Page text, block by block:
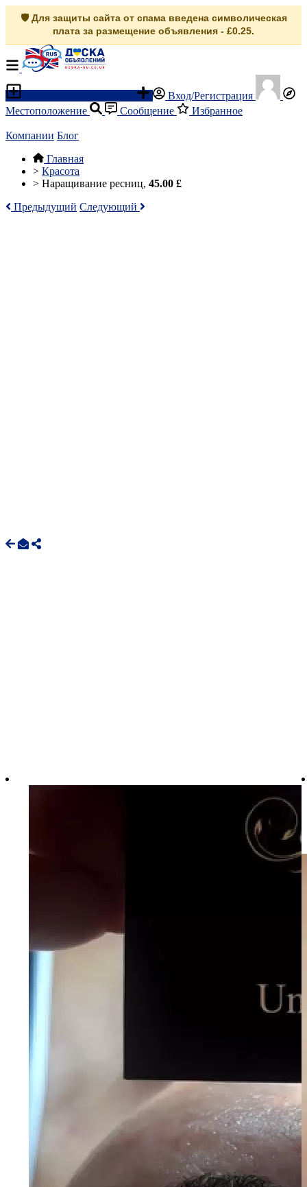
🛡️ Для защиты сайта от спама введена символическая
плата за размещение объявления - £0.25.
Вход/Регистрация
Местоположение
Сообщение Избранное
Компании Блог
Главная
> Красота
> Наращивание ресниц, 45.00 £
Предыдущий Следующий